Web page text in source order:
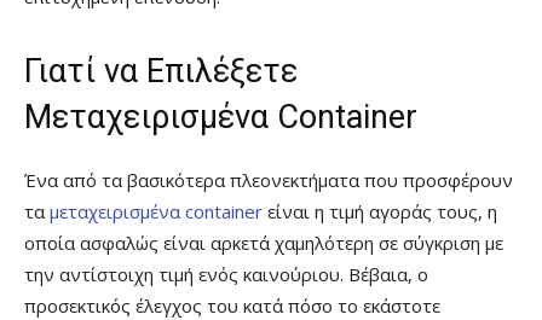
Γιατί να Επιλέξετε
Μεταχειρισμένα Container
Ένα από τα βασικότερα πλεονεκτήματα που προσφέρουν
ταμεταχειρισμένα container είναι η τιμή αγοράς τους, η
οποία ασφαλώς είναι αρκετά χαμηλότερη σε σύγκριση με
την αντίστοιχη τιμή ενός καινούριου. Βέβαια, ο
προσεκτικός έλεγχος του κατά πόσο το εκάστοτε